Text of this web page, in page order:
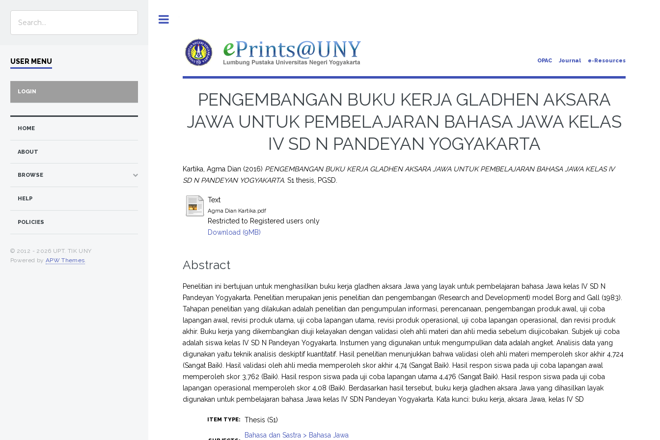
OPAC Journal e-Resources
PENGEMBANGAN BUKU KERJA GLADHEN AKSARA
JAWA UNTUK PEMBELAJARAN BAHASA JAWA KELAS
IV SD N PANDEYAN YOGYAKARTA
Kartika, Agma Dian (2016) PENGEMBANGAN BUKU KERJA GLADHEN AKSARA JAWA UNTUK PEMBELAJARAN BAHASA JAWA KELAS IV
SD N PANDEYAN YOGYAKARTA. S1 thesis, PGSD.
Text
Agma Dian Kartika.pdf
Restricted to Registered users only
Download (9MB)
Abstract
Penelitian ini bertujuan untuk menghasilkan buku kerja gladhen aksara Jawa yang layak untuk pembelajaran bahasa Jawa kelas IV SD N
Pandeyan Yogyakarta. Penelitian merupakan jenis penelitian dan pengembangan (Research and Development) model Borg and Gall (1983).
Tahapan penelitian yang dilakukan adalah penelitian dan pengumpulan informasi, perencanaan, pengembangan produk awal, uji coba
lapangan awal, revisi produk utama, uji coba lapangan utama, revisi produk operasional, uji coba lapangan operasional, dan revisi produk
akhir. Buku kerja yang dikembangkan diuji kelayakan dengan validasi oleh ahli materi dan ahli media sebelum diujicobakan. Subjek uji coba
adalah siswa kelas IV SD N Pandeyan Yogyakarta. Instumen yang digunakan untuk mengumpulkan data adalah angket. Analisis data yang
digunakan yaitu teknik analisis deskiptif kuantitatif. Hasil penelitian menunjukkan bahwa validasi oleh ahli materi memperoleh skor akhir 4,724
(Sangat Baik). Hasil validasi oleh ahli media memperoleh skor akhir 4,74 (Sangat Baik). Hasil respon siswa pada uji coba lapangan awal
memperoleh skor 3,762 (Baik). Hasil respon siswa pada uji coba lapangan utama 4,476 (Sangat Baik). Hasil respon siswa pada uji coba
lapangan operasional memperoleh skor 4,08 (Baik). Berdasarkan hasil tersebut, buku kerja gladhen aksara Jawa yang dihasilkan layak
digunakan untuk pembelajaran bahasa Jawa kelas IV SDN Pandeyan Yogyakarta. Kata kunci: buku kerja, aksara Jawa, kelas IV SD
ITEM TYPE: Thesis (S1)
Bahasa dan Sastra > Bahasa Jawa
USER MENU
LOGIN
HOME
ABOUT
BROWSE
HELP
POLICIES
© 2012 - 2026 UPT. TIK UNY
Powered by APW Themes